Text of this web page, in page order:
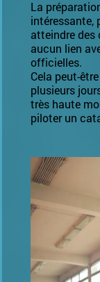
La
intéressante,
atteindre
aucun lien
officielles.
Cela peut-
plusieurs
très haute
piloter un